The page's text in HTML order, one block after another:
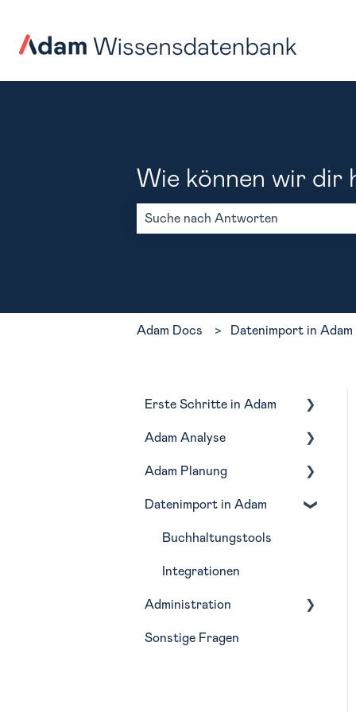
Wie können wir dir
Adam Docs Datenimport in Adam
Erste Schritte in Adam
Navigation
Monatliche Routine in
Adam Analyse
Lagebericht
Profitabilität
Liquidität
Kostenstellen
BWA-Bericht
Adam Planung
Budgetierung
Forecasting
Szenarien
Planungsfunktionen
Planungsimport
Datenimport in Adam
Buchhaltungstools
Integrationen
Administration
Wirtschaftsjahre
Sonstige Fragen